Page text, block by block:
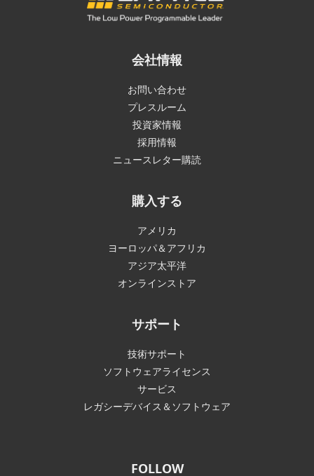
会社情報
お問い合わせ
プレスルーム
投資家情報
採用情報
ニュースレター購読
購入する
アメリカ
ヨーロッパ＆アフリカ
アジア太平洋
オンラインストア
サポート
技術サポート
ソフトウェアライセンス
サービス
レガシーデバイス＆ソフトウェア
FOLLOW